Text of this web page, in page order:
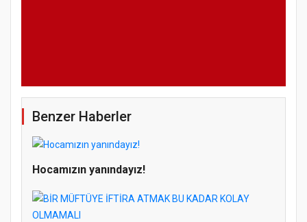
Benzer Haberler
Hocamızın yanındayız!